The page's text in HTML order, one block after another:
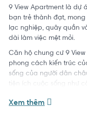
9 View Apartment là dự
bạn trẻ thành đạt,
lạc nghiệp, quây quần
dài làm việc mệt mỏi.
Căn hộ chung cư 9
phong cách kiến trúc
sống của người dân
Xem thêm